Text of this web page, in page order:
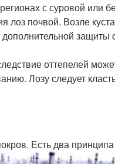
с суровой или
лоз почвой. Возле
оттепелей
Лозу следует
Есть два